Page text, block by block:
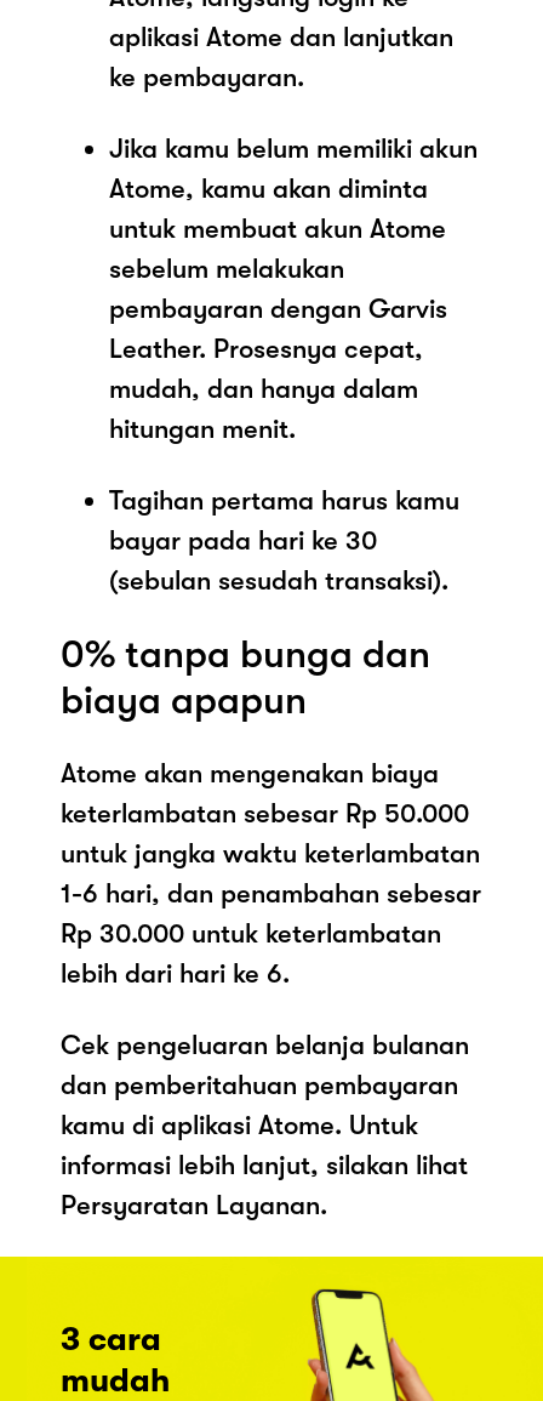
aplikasi Atome dan lanjutkan
ke pembayaran.
Jika kamu belum memiliki akun
Atome, kamu akan diminta
untuk membuat akun Atome
sebelum melakukan
pembayaran dengan Garvis
Leather. Prosesnya cepat,
mudah, dan hanya dalam
hitungan menit.
Tagihan pertama harus kamu
bayar pada hari ke 30
(sebulan sesudah transaksi).
0% tanpa bunga dan
biaya apapun
Atome akan mengenakan biaya
keterlambatan sebesar Rp 50.000
untuk jangka waktu keterlambatan
1-6 hari, dan penambahan sebesar
Rp 30.000 untuk keterlambatan
lebih dari hari ke 6.
Cek pengeluaran belanja bulanan
dan pemberitahuan pembayaran
kamu di aplikasi Atome. Untuk
informasi lebih lanjut, silakan lihat
Persyaratan Layanan.
3 cara
mudah